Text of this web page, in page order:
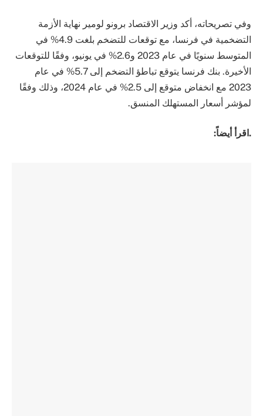
وفي تصريحاته، أكد وزير الاقتصاد برونو لومير نهاية الأزمة
التضخمية في فرنسا، مع توقعات للتضخم بلغت 4.9% في
المتوسط سنويًا في عام 2023 و2.6% في يونيو، وفقًا للتوقعات
الأخيرة. بنك فرنسا يتوقع تباطؤ التضخم إلى 5.7% في عام
2023 مع انخفاض متوقع إلى 2.5% في عام 2024، وذلك وفقًا
لمؤشر أسعار المستهلك المنسق.
.اقرأ أيضاً: